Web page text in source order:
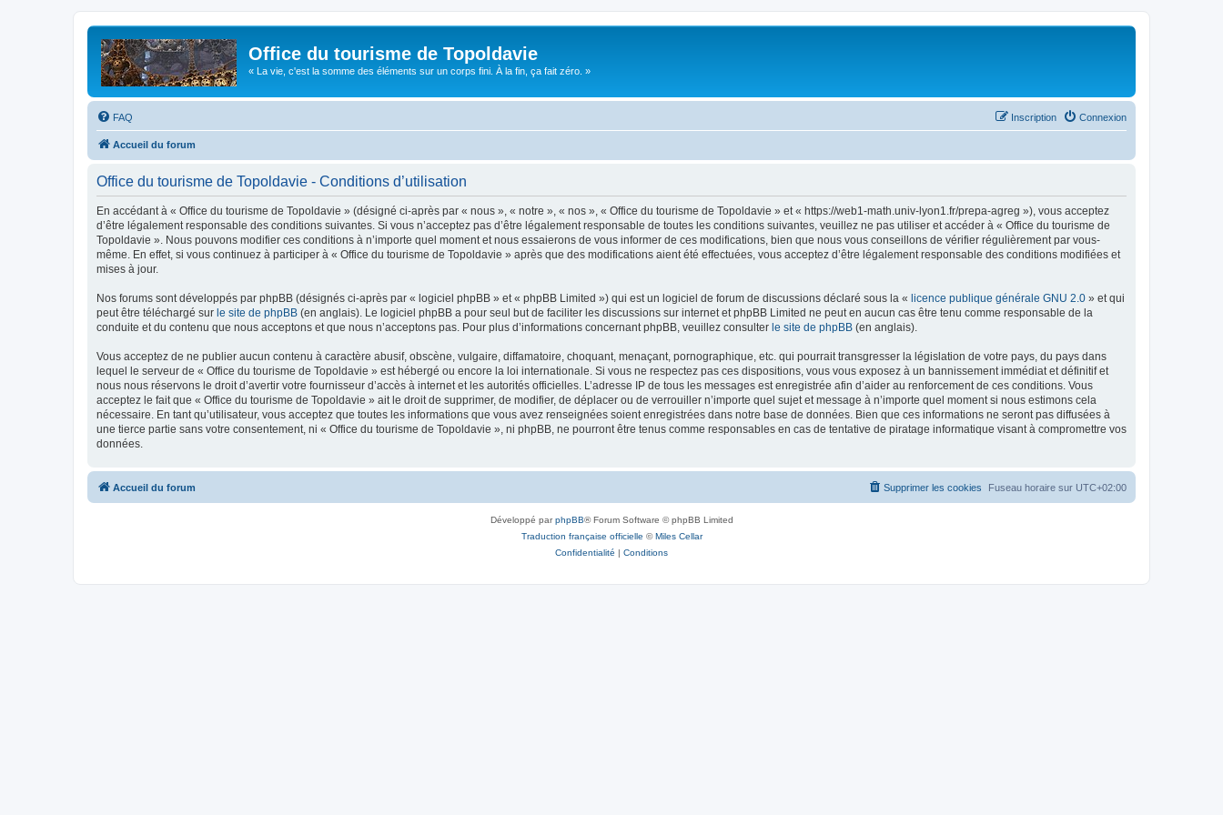
Office du tourisme de Topoldavie
« La vie, c'est la somme des éléments sur un corps fini. À la fin, ça fait zéro. »
FAQ Connexion
Inscription
Accueil du forum
Office du tourisme de Topoldavie - Conditions d’utilisation
En accédant à « Office du tourisme de Topoldavie » (désigné ci-après par « nous », « notre », « nos », « Office du tourisme de Topoldavie » et « https://web1-math.univ-lyon1.fr/prepa-agreg »), vous acceptez
d’être légalement responsable des conditions suivantes. Si vous n’acceptez pas d’être légalement responsable de toutes les conditions suivantes, veuillez ne pas utiliser et accéder à « Office du tourisme de
Topoldavie ». Nous pouvons modifier ces conditions à n’importe quel moment et nous essaierons de vous informer de ces modifications, bien que nous vous conseillons de vérifier régulièrement par vous-
même. En effet, si vous continuez à participer à « Office du tourisme de Topoldavie » après que des modifications aient été effectuées, vous acceptez d’être légalement responsable des conditions modifiées et
mises à jour.
Nos forums sont développés par phpBB (désignés ci-après par « logiciel phpBB » et « phpBB Limited ») qui est un logiciel de forum de discussions déclaré sous la « licence publique générale GNU 2.0 » et qui
peut être téléchargé sur le site de phpBB (en anglais). Le logiciel phpBB a pour seul but de faciliter les discussions sur internet et phpBB Limited ne peut en aucun cas être tenu comme responsable de la
conduite et du contenu que nous acceptons et que nous n’acceptons pas. Pour plus d’informations concernant phpBB, veuillez consulter le site de phpBB (en anglais).
Vous acceptez de ne publier aucun contenu à caractère abusif, obscène, vulgaire, diffamatoire, choquant, menaçant, pornographique, etc. qui pourrait transgresser la législation de votre pays, du pays dans
lequel le serveur de « Office du tourisme de Topoldavie » est hébergé ou encore la loi internationale. Si vous ne respectez pas ces dispositions, vous vous exposez à un bannissement immédiat et définitif et
nous nous réservons le droit d’avertir votre fournisseur d’accès à internet et les autorités officielles. L’adresse IP de tous les messages est enregistrée afin d’aider au renforcement de ces conditions. Vous
acceptez le fait que « Office du tourisme de Topoldavie » ait le droit de supprimer, de modifier, de déplacer ou de verrouiller n’importe quel sujet et message à n’importe quel moment si nous estimons cela
nécessaire. En tant qu’utilisateur, vous acceptez que toutes les informations que vous avez renseignées soient enregistrées dans notre base de données. Bien que ces informations ne seront pas diffusées à
une tierce partie sans votre consentement, ni « Office du tourisme de Topoldavie », ni phpBB, ne pourront être tenus comme responsables en cas de tentative de piratage informatique visant à compromettre vos
données.
Accueil du forum Fuseau horaire sur UTC+02:00
Supprimer les cookies
Développé parphpBB® Forum Software © phpBB Limited
Traduction française officielle ©Miles Cellar
Confidentialité | Conditions